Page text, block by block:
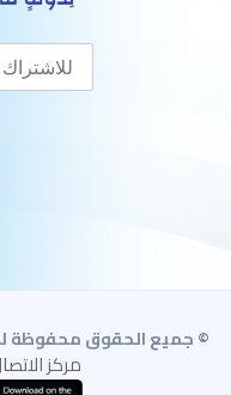
© جميع الحقوق محفوظة
مركز الاتصال :